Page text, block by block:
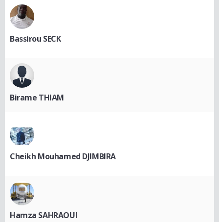
Bassirou SECK
Birame THIAM
Cheikh Mouhamed DJIMBIRA
Hamza SAHRAOUI